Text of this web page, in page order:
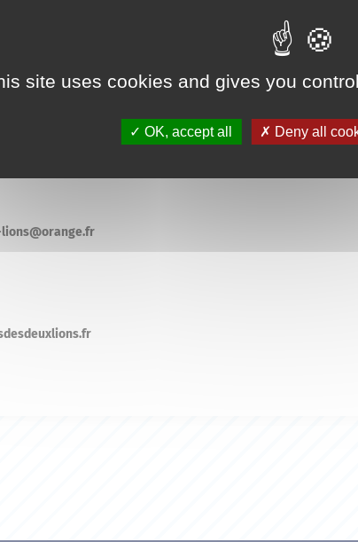
Lions
-
site uses cookies and gives you
OK, accept all Deny all